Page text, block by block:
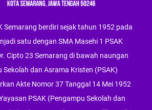
Semarang berdiri sejak tahun 1952 pada
satu dengan SMA Masehi 1 PSAK
Cipto 23 Semarang di bawah naungan
Sekolah dan Asrama Kristen (PSAK)
Akte Nomor 37 Tanggal 14 Mei 1952
PSAK (Pengampu Sekolah dan